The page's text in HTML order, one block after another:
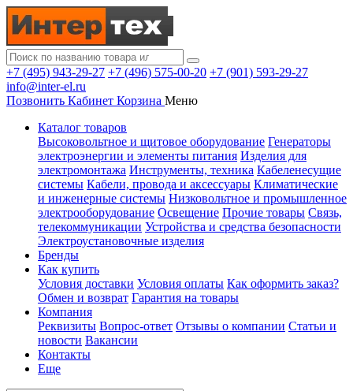
+7 (495) 943-29-27 +7 (496) 575-00-20 +7 (901) 593-29-27
info@inter-el.ru
Позвонить Кабинет Корзина Меню
Каталог товаров
Высоковольтное и щитовое оборудование Генераторы
электроэнергии и элементы питания Изделия для
электромонтажа Инструменты, техника Кабеленесущие
системы Кабели, провода и аксессуары Климатические
и инженерные системы Низковольтное и промышленное
электрооборудование Освещение Прочие товары Связь,
телекоммуникации Устройства и средства безопасности
Электроустановочные изделия
Бренды
Как купить
Условия доставки Условия оплаты Как оформить заказ?
Обмен и возврат Гарантия на товары
Компания
Реквизиты Вопрос-ответ Отзывы о компании Статьи и
новости Вакансии
Контакты
Еще